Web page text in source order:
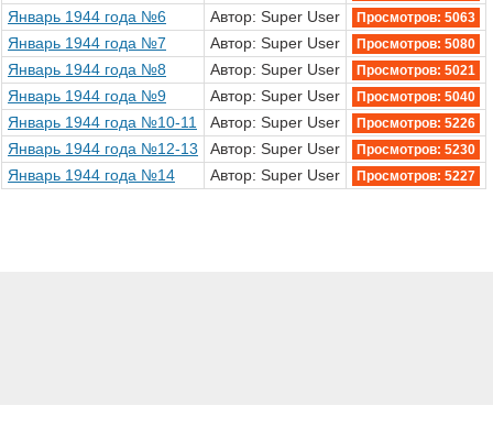
Январь 1944 года №6 Автор: Super User Просмотров: 5063
Январь 1944 года №7 Автор: Super User Просмотров: 5080
Январь 1944 года №8 Автор: Super User Просмотров: 5021
Январь 1944 года №9 Автор: Super User Просмотров: 5040
Январь 1944 года №10-11 Автор: Super User Просмотров: 5226
Январь 1944 года №12-13 Автор: Super User Просмотров: 5230
Январь 1944 года №14 Автор: Super User Просмотров: 5227